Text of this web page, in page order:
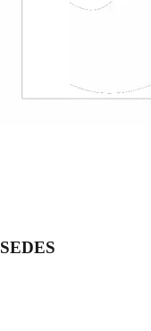
SEDES